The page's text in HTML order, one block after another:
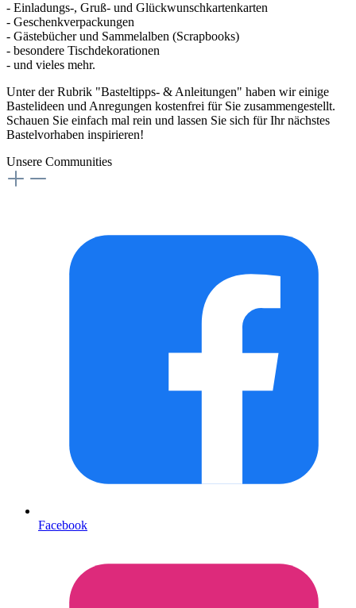
- Einladungs-, Gruß- und Glückwunschkartenkarten
- Geschenkverpackungen
- Gästebücher und Sammelalben (Scrapbooks)
- besondere Tischdekorationen
- und vieles mehr.
Unter der Rubrik "Basteltipps- & Anleitungen" haben wir einige
Bastelideen und Anregungen kostenfrei für Sie zusammengestellt.
Schauen Sie einfach mal rein und lassen Sie sich für Ihr nächstes
Bastelvorhaben inspirieren!
Unsere Communities
Facebook